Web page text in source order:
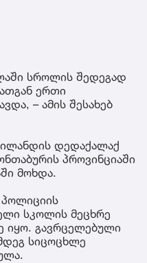
სროლის შედეგად
ერთი
– ამის შესახებ
დედაქალაქ
პროვინციაში
მოხდა.
სკოლის მეცხრე
იყო. გავრცელებული
სიცოცხლე